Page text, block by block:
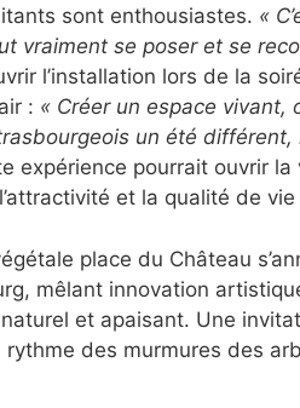
sont enthousiastes. «
vraiment se poser et se
l’installation lors de la
: « Créer un espace vivant,
un été différent,
expérience pourrait ouvrir la
et la qualité de
place du Château
mêlant innovation
et apaisant. Une
rythme des murmures des